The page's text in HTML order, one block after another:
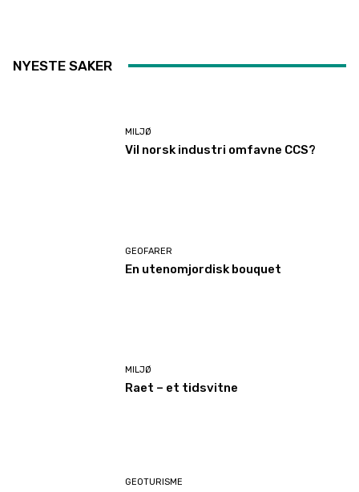
NYESTE SAKER
MILJØ
Vil norsk industri omfavne CCS?
GEOFARER
En utenomjordisk bouquet
MILJØ
Raet – et tidsvitne
GEOTURISME